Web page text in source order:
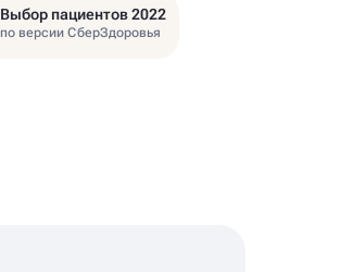
Выбор пациентов 2022
по версии СберЗдоровья